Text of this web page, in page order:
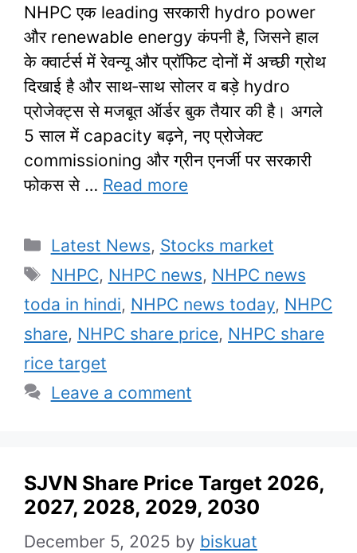
NHPC एक leading सरकारी hydro power
और renewable energy कंपनी है, जिसने हाल
के क्वार्टर्स में रेवन्यू और प्रॉफिट दोनों में अच्छी ग्रोथ
दिखाई है और साथ‑साथ सोलर व बड़े hydro
प्रोजेक्ट्स से मजबूत ऑर्डर बुक तैयार की है। अगले
5 साल में capacity बढ़ने, नए प्रोजेक्ट
commissioning और ग्रीन एनर्जी पर सरकारी
फोकस से … Read more
Categories
Latest News, Stocks market
Tags
NHPC, NHPC news, NHPC news
toda in hindi, NHPC news today, NHPC
share, NHPC share price, NHPC share
rice target
Leave a comment
SJVN Share Price Target 2026,
2027, 2028, 2029, 2030
December 5, 2025 by biskuat